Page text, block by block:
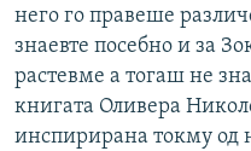
него го правеше
знаевте посебно и за
растевме а тогаш не
книгата Оливера
инспирирана токму од